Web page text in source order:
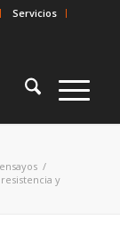
Servicios
/
y